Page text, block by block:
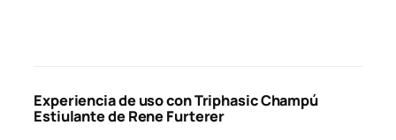
Experiencia de uso con Triphasic Champú
Estiulante de Rene Furterer